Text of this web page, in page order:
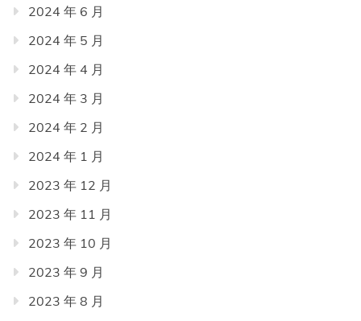
2024 年 6 月
2024 年 5 月
2024 年 4 月
2024 年 3 月
2024 年 2 月
2024 年 1 月
2023 年 12 月
2023 年 11 月
2023 年 10 月
2023 年 9 月
2023 年 8 月